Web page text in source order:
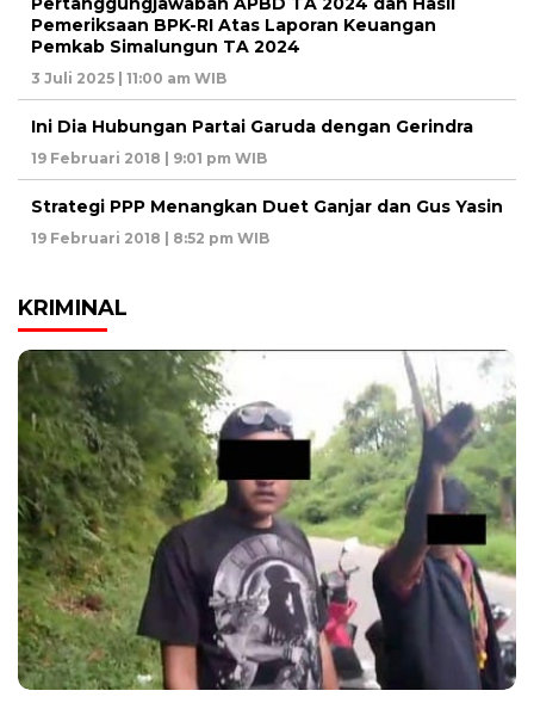
Pemeriksaan BPK-RI Atas Laporan Keuangan
Pemkab Simalungun TA 2024
3 Juli 2025 | 11:00 am WIB
Ini Dia Hubungan Partai Garuda dengan Gerindra
19 Februari 2018 | 9:01 pm WIB
Strategi PPP Menangkan Duet Ganjar dan Gus Yasin
19 Februari 2018 | 8:52 pm WIB
KRIMINAL